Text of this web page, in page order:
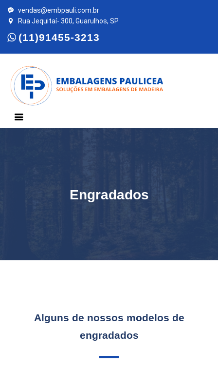
vendas@embpauli.com.br
Rua Jequitaí- 300, Guarulhos, SP
(11)91455-3213
Engradados
Alguns de nossos modelos de
engradados